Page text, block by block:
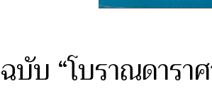
ฉบับ “โบราณดารา